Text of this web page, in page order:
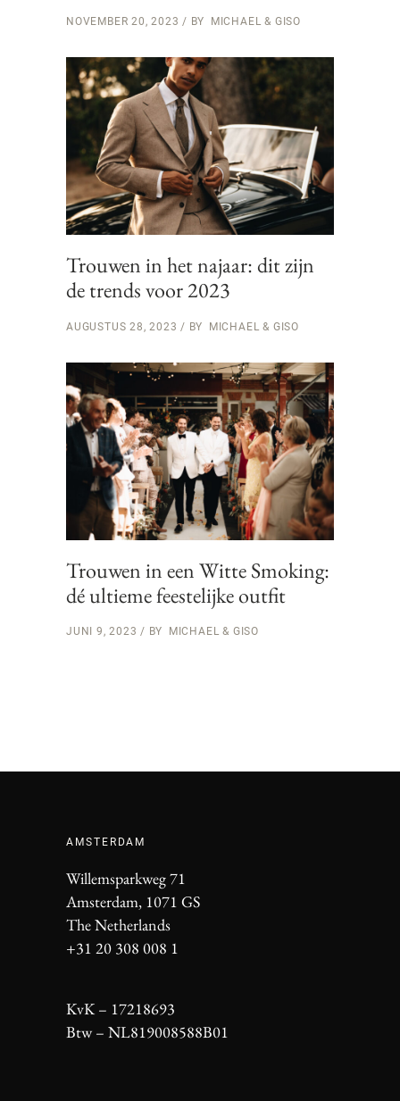
NOVEMBER 20, 2023 BY MICHAEL & GISO
Trouwen in het najaar: dit zijn
de trends voor 2023
AUGUSTUS 28, 2023 BY MICHAEL & GISO
Trouwen in een Witte Smoking:
dé ultieme feestelijke outfit
JUNI 9, 2023 BY MICHAEL & GISO
AMSTERDAM
Willemsparkweg 71
Amsterdam, 1071 GS
The Netherlands
+31 20 308 008 1
KvK – 17218693
Btw – NL819008588B01